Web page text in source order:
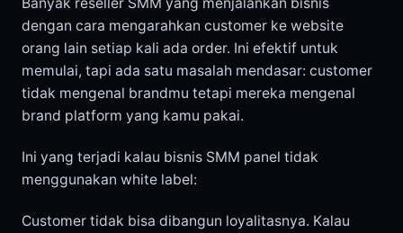
dengan cara mengarahkan customer ke website
orang lain setiap kali ada order. Ini efektif untuk
memulai, tapi ada satu masalah mendasar: customer
tidak mengenal brandmu tetapi mereka mengenal
brand platform yang kamu pakai.
Ini yang terjadi kalau bisnis SMM panel tidak
menggunakan white label:
Customer tidak bisa dibangun loyalitasnya. Kalau